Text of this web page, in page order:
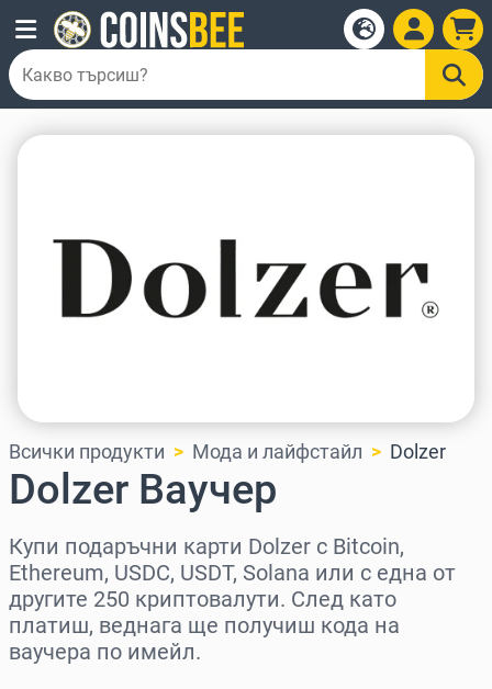
Всички продукти Мода и лайфстайл Dolzer
Dolzer Ваучер
Купи подаръчни карти Dolzer с Bitcoin,
Ethereum, USDC, USDT, Solana или с една от
другите 250 криптовалути. След като
платиш, веднага ще получиш кода на
ваучера по имейл.